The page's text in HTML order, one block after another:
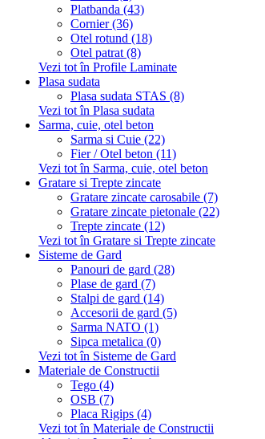
Platbanda (43)
Cornier (36)
Otel rotund (18)
Otel patrat (8)
Vezi tot în Profile Laminate
Plasa sudata
Plasa sudata STAS (8)
Vezi tot în Plasa sudata
Sarma, cuie, otel beton
Sarma si Cuie (22)
Fier / Otel beton (11)
Vezi tot în Sarma, cuie, otel beton
Gratare si Trepte zincate
Gratare zincate carosabile (7)
Gratare zincate pietonale (22)
Trepte zincate (12)
Vezi tot în Gratare si Trepte zincate
Sisteme de Gard
Panouri de gard (28)
Plase de gard (7)
Stalpi de gard (14)
Accesorii de gard (5)
Sarma NATO (1)
Sipca metalica (0)
Vezi tot în Sisteme de Gard
Materiale de Constructii
Tego (4)
OSB (7)
Placa Rigips (4)
Vezi tot în Materiale de Constructii